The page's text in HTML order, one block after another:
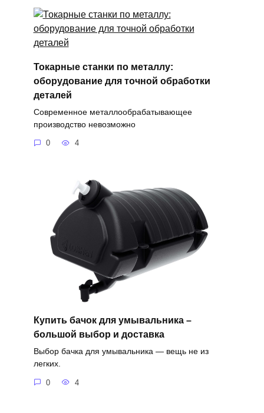
Токарные станки по металлу:
оборудование для точной обработки
деталей
Современное металлообрабатывающее
производство невозможно
0 4
Купить бачок для умывальника –
большой выбор и доставка
Выбор бачка для умывальника — вещь не из
легких.
0 4